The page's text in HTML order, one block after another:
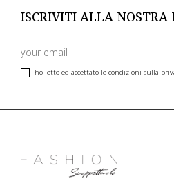
ISCRIVITI ALLA NOSTRA
ho letto ed accettato le condizioni sulla